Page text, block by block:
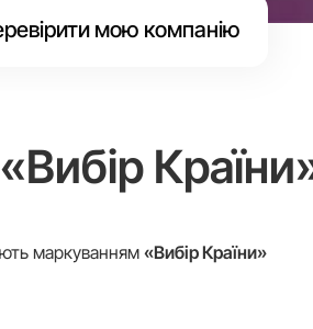
мою компанію
маркуванням «Вибір Країни»